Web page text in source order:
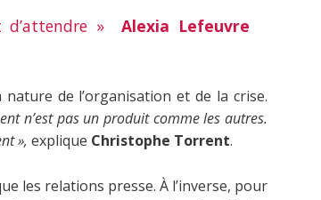
»
Alexia Lefeuvre
de l’organisation et de la crise.
n’est pas un produit comme les autres.
», explique Christophe Torrent.
les relations presse. À l’inverse, pour